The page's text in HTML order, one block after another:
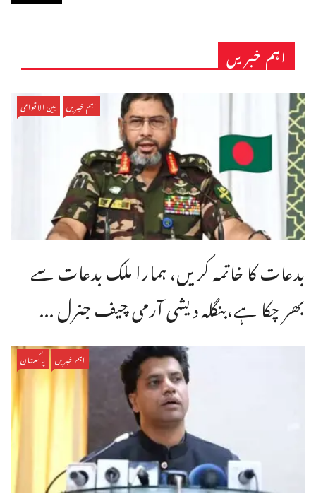
اہم خبریں
اہم خبریں بین الاقوامی
بدعات کا خاتمہ کریں، ہمارا ملک بدعات سے
بھر چکا ہے،بنگله دیشی آرمی چیف جنرل ...
اہم خبریں پاکستان